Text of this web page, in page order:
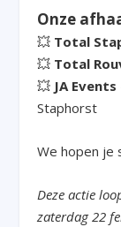
Onze
💥 Total
💥 Total
💥 JA Events
Staphorst
We hopen je
Deze actie
zaterdag 22